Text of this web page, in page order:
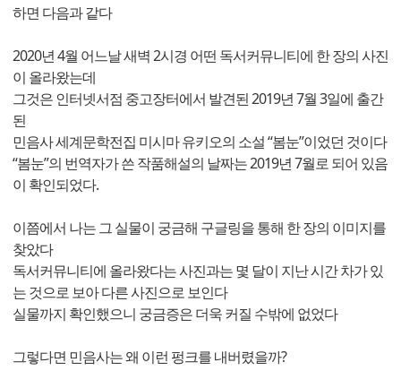
하면 다음과 같다
2020년 4월 어느날 새벽 2시경 어떤 독서커뮤니티에 한 장의 사진
이 올라왔는데
그것은 인터넷서점 중고장터에서 발견된 2019년 7월 3일에 출간
된
민음사 세계문학전집 미시마 유키오의 소설 “봄눈”이었던 것이다
“봄눈”의 번역자가 쓴 작품해설의 날짜는 2019년 7월로 되어 있음
이 확인되었다.
이쯤에서 나는 그 실물이 궁금해 구글링을 통해 한 장의 이미지를
찾았다
독서커뮤니티에 올라왔다는 사진과는 몇 달이 지난 시간 차가 있
는 것으로 보아 다른 사진으로 보인다
실물까지 확인했으니 궁금증은 더욱 커질 수밖에 없었다
그렇다면 민음사는 왜 이런 펑크를 내버렸을까?